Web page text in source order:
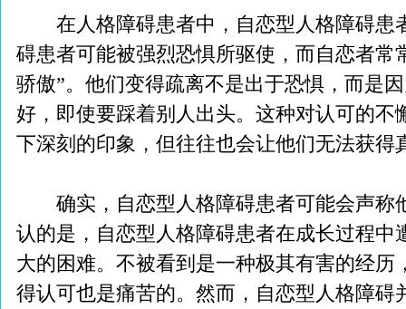
在人格障碍患者中，自恋型人格障碍患
碍患者可能被强烈恐惧所驱使，而自恋者常
骄傲”。他们变得疏离不是出于恐惧，而是
好，即使要踩着别人出头。这种对认可的不
下深刻的印象，但往往也会让他们无法获得
确实，自恋型人格障碍患者可能会声称
认的是，自恋型人格障碍患者在成长过程中
大的困难。不被看到是一种极其有害的经历
得认可也是痛苦的。然而，自恋型人格障碍